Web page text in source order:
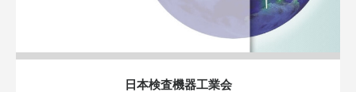
日本検査機器工業会